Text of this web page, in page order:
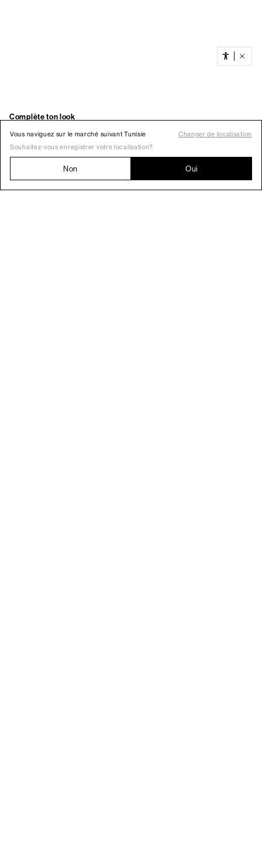
Vous naviguez sur le marché suivant Tunisie
Changer de localisation
Souhaitez-vous enregistrer votre localisation?
Non Oui